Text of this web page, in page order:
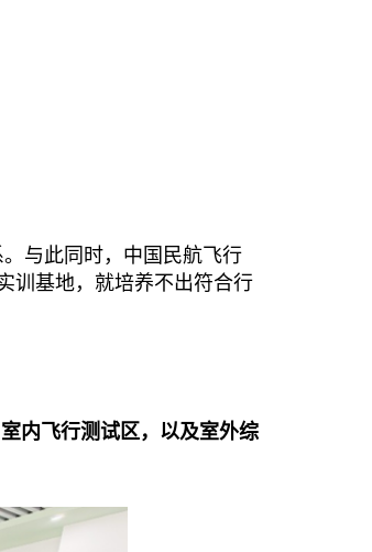
与此同时，中国民航飞行
训基地，就培养不出符合行
内飞行测试区，以及室外综